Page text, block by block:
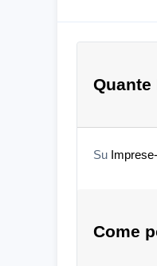
Quante
Su
Come